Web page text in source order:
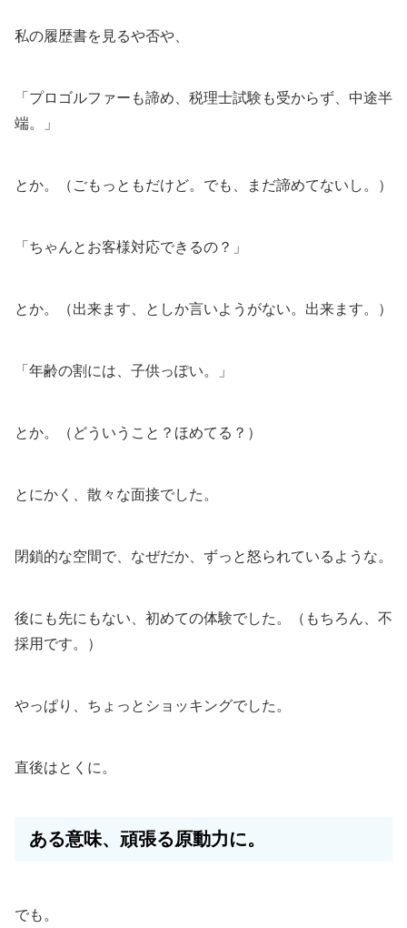
私の履歴書を見るや否や、
「プロゴルファーも諦め、税理士試験も受からず、中途半
端。」
とか。（ごもっともだけど。でも、まだ諦めてないし。）
「ちゃんとお客様対応できるの？」
とか。（出来ます、としか言いようがない。出来ます。）
「年齢の割には、子供っぽい。」
とか。（どういうこと？ほめてる？）
とにかく、散々な面接でした。
閉鎖的な空間で、なぜだか、ずっと怒られているような。
後にも先にもない、初めての体験でした。（もちろん、不
採用です。）
やっぱり、ちょっとショッキングでした。
直後はとくに。
ある意味、頑張る原動力に。
でも。